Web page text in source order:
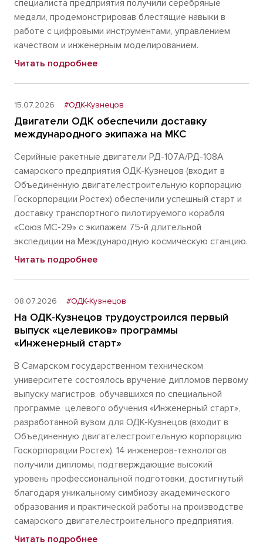
специалиста предприятия получили серебряные
медали, продемонстрировав блестящие навыки в
работе с цифровыми инструментами, управлением
качеством и инженерным моделированием.
Читать подробнее
15.07.2026 #ОДК-Кузнецов
Двигатели ОДК обеспечили доставку
международного экипажа на МКС
Серийные ракетные двигатели РД-107А/РД-108А
самарского предприятия ОДК-Кузнецов (входит в
Объединенную двигателестроительную корпорацию
Госкорпорации Ростех) обеспечили успешный старт и
доставку транспортного пилотируемого корабля
«Союз МС-29» с экипажем 75-й длительной
экспедиции на Международную космическую станцию.
Читать подробнее
08.07.2026 #ОДК-Кузнецов
На ОДК-Кузнецов трудоустроился первый
выпуск «целевиков» программы
«Инженерный старт»
В Самарском государственном техническом
университете состоялось вручение дипломов первому
выпуску магистров, обучавшихся по специальной
программе целевого обучения «Инженерный старт»,
разработанной вузом для ОДК-Кузнецов (входит в
Объединенную двигателестроительную корпорацию
Госкорпорации Ростех). 14 инженеров-технологов
получили дипломы, подтверждающие высокий
уровень профессиональной подготовки, достигнутый
благодаря уникальному симбиозу академического
образования и практической работы на производстве
самарского двигателестроительного предприятия.
Читать подробнее